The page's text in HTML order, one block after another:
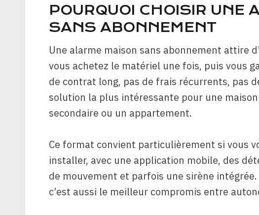
POURQUOI CHOISIR UNE
SANS ABONNEMENT
Une alarme maison sans abonnement attire
vous achetez le matériel une fois, puis vous
de contrat long, pas de frais récurrents, pas
solution la plus intéressante pour une
secondaire ou un appartement.
Ce format convient particulièrement si vous
installer, avec une application mobile, des
de mouvement et parfois une sirène
c’est aussi le meilleur compromis entre